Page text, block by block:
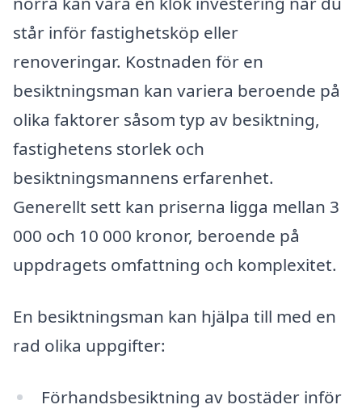
står inför fastighetsköp eller
renoveringar. Kostnaden för en
besiktningsman kan variera beroende på
olika faktorer såsom typ av besiktning,
fastighetens storlek och
besiktningsmannens erfarenhet.
Generellt sett kan priserna ligga mellan 3
000 och 10 000 kronor, beroende på
uppdragets omfattning och komplexitet.
En besiktningsman kan hjälpa till med en
rad olika uppgifter:
Förhandsbesiktning av bostäder inför